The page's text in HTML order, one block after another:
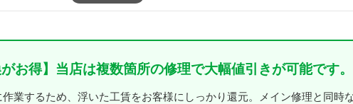
がお得】当店は複数箇所の修理で大幅値引きが可能です。
業するため、浮いた工賃をお客様にしっかり還元。メイン修理と同時な